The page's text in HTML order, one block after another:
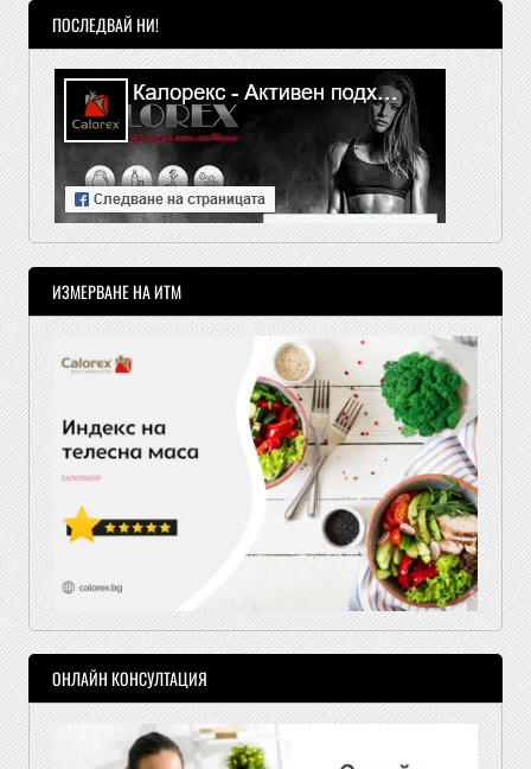
ПОСЛЕДВАЙ НИ!
ИЗМЕРВАНЕ НА ИТМ
ОНЛАЙН КОНСУЛТАЦИЯ